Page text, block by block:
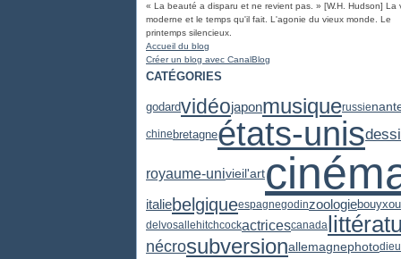
« La beauté a disparu et ne revient pas. » [W.H. Hudson] La
moderne et le temps qu'il fait. L'agonie du vieux monde. Le
printemps silencieux.
Accueil du blog
Créer un blog avec CanalBlog
CATÉGORIES
godardvidéojaponmusiquerussie
chinebretagneétats-unis
royaume-univieil'art
italiebelgiqueespagnegodinzoologiebouyxou
delvosallehitchcockactricescanada
nécrosubversionallemagnephotodieu